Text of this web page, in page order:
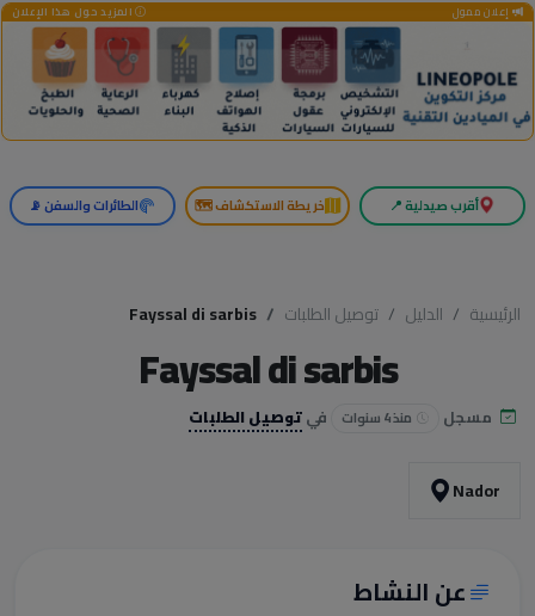
إعلان ممول المزيد حول هذا الإعلان
أقرب صيدلية 📍 خريطة الاستكشاف 🗺️ الطائرات والسفن 📡
الرئيسية الدليل توصيل الطلبات Fayssal di sarbis
Fayssal di sarbis
مسجل منذ 4 سنوات فيتوصيل الطلبات
Nador
عن النشاط